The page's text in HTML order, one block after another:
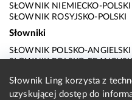
SŁOWNIK NIEMIECKO-POLSKI
SŁOWNIK ROSYJSKO-POLSKI
Słowniki
SŁOWNIK POLSKO-ANGIELSKI
SŁOWNIK POLSKO-
SŁOWNIK POLSKO-
SŁOWNIK POLSKO-NIEMIECKI
Słownik Ling korzysta z
uzyskującej dostęp do